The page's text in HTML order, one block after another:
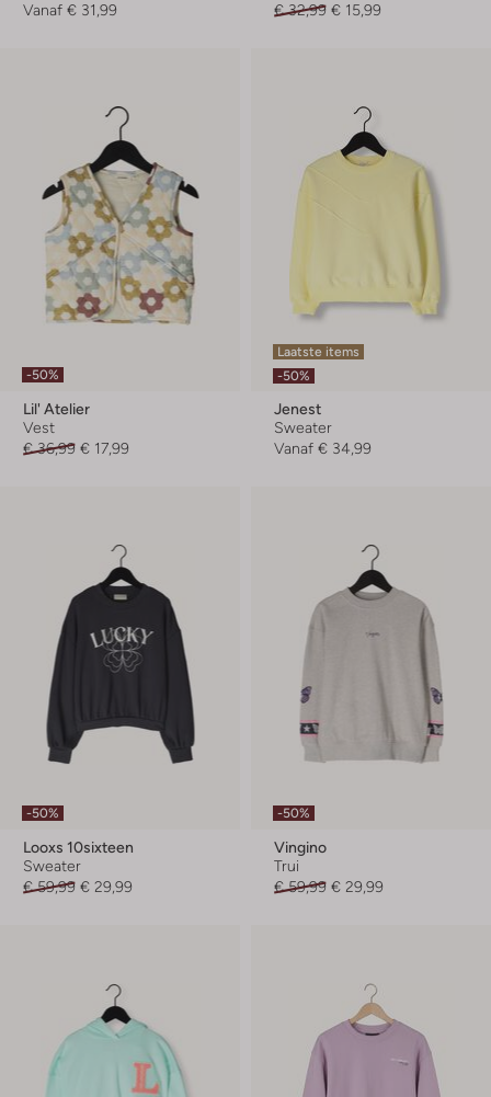
Vanaf € 31,99
€ 32,99 € 15,99
-50%
Lil' Atelier
Vest
€ 36,99 € 17,99
Laatste items
-50%
Jenest
Sweater
Vanaf € 34,99
-50%
Looxs 10sixteen
Sweater
€ 59,99 € 29,99
-50%
Vingino
Trui
€ 59,99 € 29,99